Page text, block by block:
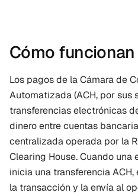
Cómo
Los pagos de la Cámara de
Automatizada (ACH, por sus
transferencias electrónicas
dinero entre cuentas
centralizada operada por la
Clearing House. Cuando
inicia una transferencia
la transacción y la envía al